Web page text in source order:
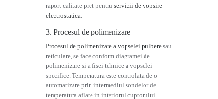
raport calitate pret pentru servicii de vopsire
electrostatica.
3. Procesul de polimenizare
Procesul de polimenizare a vopselei pulbere sau
reticulare, se face conform diagramei de
polimenizare si a fisei tehnice a vopselei
specifice. Temperatura este controlata de o
automatizare prin intermediul sondelor de
temperatura aflate in interiorul cuptorului.